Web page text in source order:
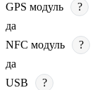
GPS модуль
?
да
NFC модуль
?
да
USB
?